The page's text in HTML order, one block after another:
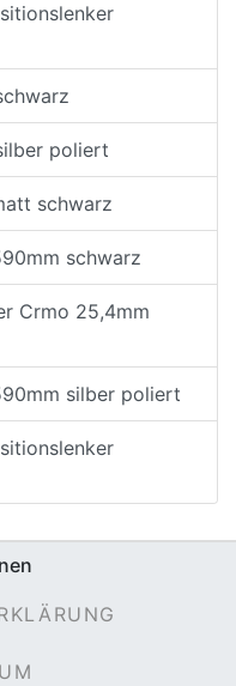
poliert
schwarz
schwarz
Crmo 25,4mm
silber poliert